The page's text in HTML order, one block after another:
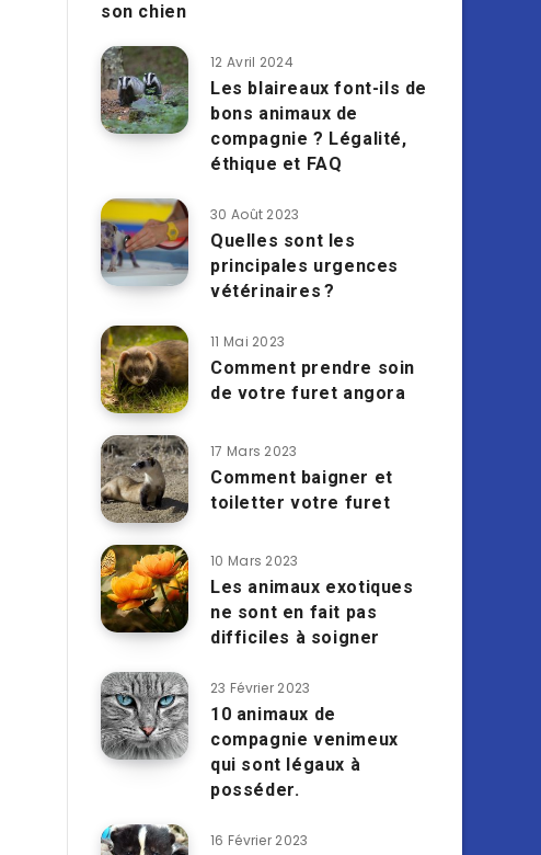
son chien
12 Avril 2024
Les blaireaux font-ils de
bons animaux de
compagnie ? Légalité,
éthique et FAQ
30 Août 2023
Quelles sont les
principales urgences
vétérinaires ?
11 Mai 2023
Comment prendre soin
de votre furet angora
17 Mars 2023
Comment baigner et
toiletter votre furet
10 Mars 2023
Les animaux exotiques
ne sont en fait pas
difficiles à soigner
23 Février 2023
10 animaux de
compagnie venimeux
qui sont légaux à
posséder.
16 Février 2023